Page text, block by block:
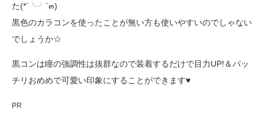
た(*´╰╯`๓)
黒色のカラコンを使ったことが無い方も使いやすいのでしゃない
でしょうか☆
黒コンは瞳の強調性は抜群なので装着するだけで目力UP!＆パッ
チリおめめで可愛い印象にすることができます♥
PR